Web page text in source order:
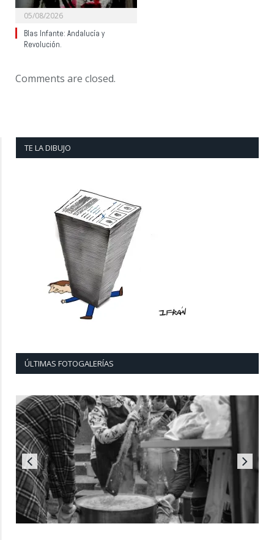
05/08/2026
Blas Infante: Andalucía y
Revolución.
Comments are closed.
TE LA DIBUJO
ÚLTIMAS FOTOGALERÍAS